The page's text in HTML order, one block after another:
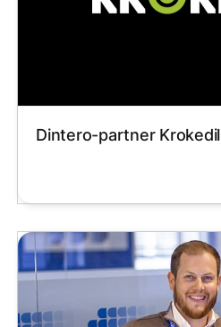
Dintero-partner Krokedil